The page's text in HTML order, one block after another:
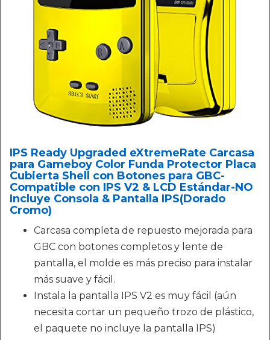
IPS Ready Upgraded eXtremeRate Carcasa
para Gameboy Color Funda Protector Placa
Cubierta Shell con Botones para GBC-
Compatible con IPS V2 & LCD Estándar-NO
Incluye Consola & Pantalla IPS(Dorado
Cromo)
Carcasa completa de repuesto mejorada para
GBC con botones completos y lente de
pantalla, el molde es más preciso para instalar
más suave y fácil.
Instala la pantalla IPS V2 es muy fácil (aún
necesita cortar un pequeño trozo de plástico,
el paquete no incluye la pantalla IPS)